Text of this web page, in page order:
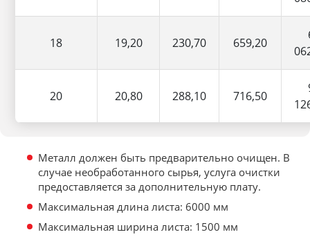
18 19,20 230,70 659,20
20 20,80 288,10 716,50
Металл должен быть предварительно очищен. В
случае необработанного сырья, услуга очистки
предоставляется за дополнительную плату.
Максимальная длина листа: 6000 мм
Максимальная ширина листа: 1500 мм